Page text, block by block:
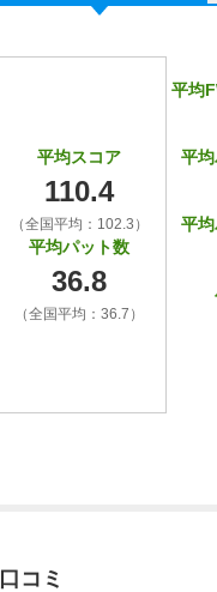
平均スコア
110.4
（全国平均：102.3）
平均パット数
36.8
（全国平均：36.7）
平均
平
平
口コミ